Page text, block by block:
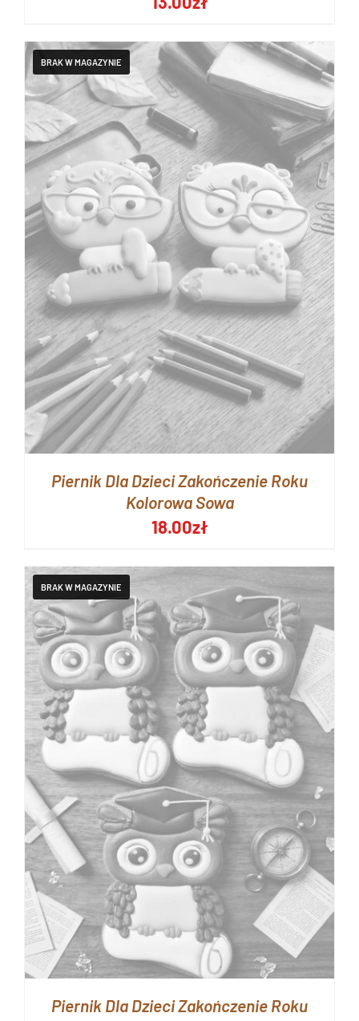
Piernik Dla Dzieci Zakończenie Roku
Kolorowa Sowa
18.00zł
Piernik Dla Dzieci Zakończenie Roku